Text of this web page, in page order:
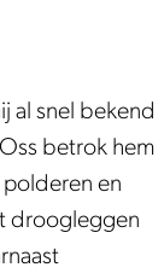
al snel bekend
betrok hem
en
droogleggen